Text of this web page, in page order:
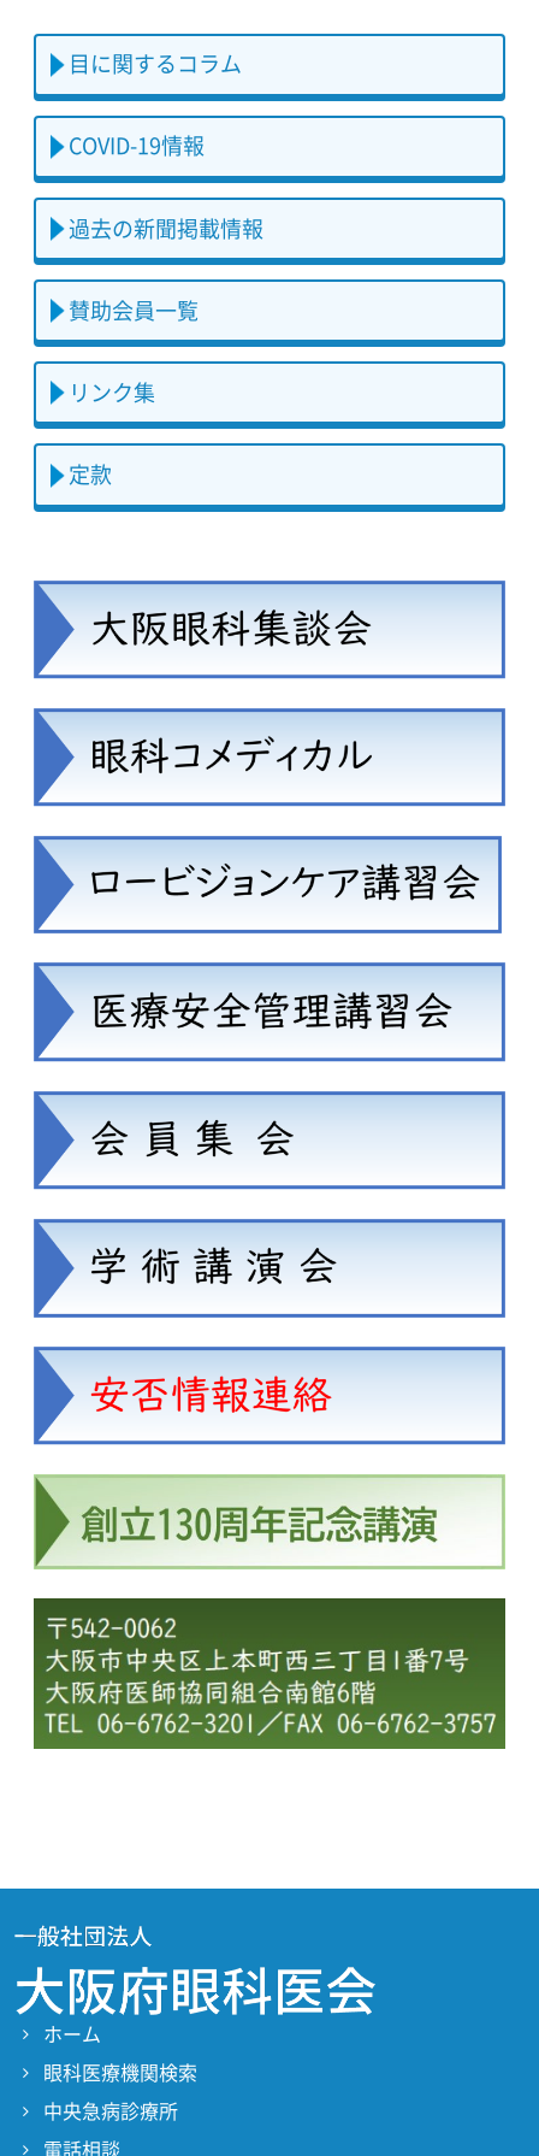
目に関するコラム
COVID-19情報
過去の新聞掲載情報
賛助会員一覧
リンク集
定款
ホーム
眼科医療機関検索
中央急病診療所
電話相談